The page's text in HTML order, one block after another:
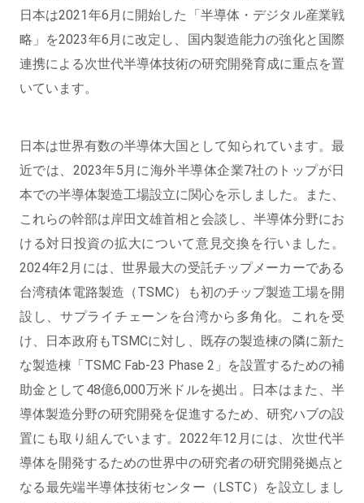
日本は2021年6月に開始した「半導体・デジタル産業戦
略」を2023年6月に改定し、国内製造能力の強化と国際
連携による次世代半導体技術の研究開発育成に重点を置
いています。
日本は世界有数の半導体大国として知られています。最
近では、2023年5月に海外半導体企業7社のトップが日
本での半導体製造工場設立に関心を示しました。また、
これらの幹部は岸田文雄首相と会談し、半導体分野にお
ける対日投資の拡大について意見交換を行いました。
2024年2月には、世界最大の受託チップメーカーである
台湾積体電路製造（TSMC）も初のチップ製造工場を開
設し、サプライチェーンを台湾から多角化。これを受
け、日本政府もTSMCに対し、既存の製造棟の隣に新た
な製造棟「TSMC Fab-23 Phase 2」を設置するための補
助金として48億6,000万米ドルを拠出。日本はまた、半
導体製造分野の研究開発を促進するため、研究ハブの設
置にも取り組んでいます。2022年12月には、次世代半
導体を開発するための世界中の研究者の研究開発拠点と
なる最先端半導体技術センター（LSTC）を設立しまし